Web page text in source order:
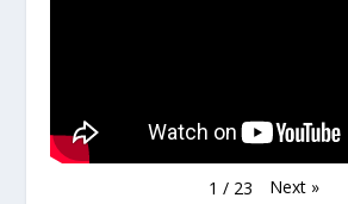
1 / 23 Next »